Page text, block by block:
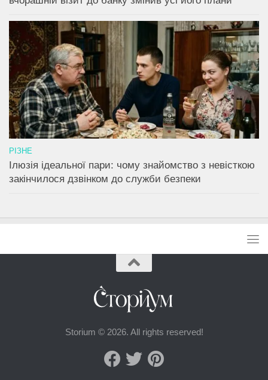
РІЗНЕ
Ілюзія ідеальної пари: чому знайомство з невісткою
закінчилося дзвінком до служби безпеки
Storium © 2026. All rights reserved!